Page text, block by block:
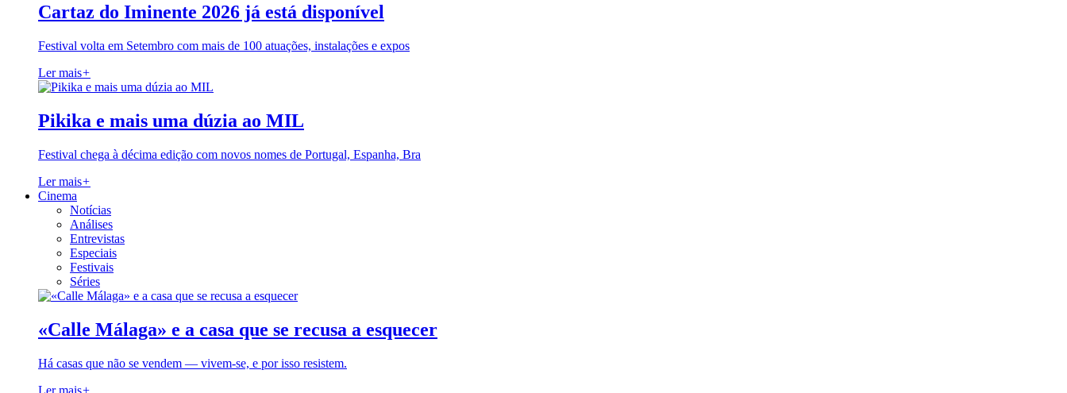
Cartaz do Iminente 2026 já está disponível
Festival volta em Setembro com mais de 100 atuações, instalações e expos
Ler mais+
Pikika e mais uma dúzia ao MIL
Festival chega à décima edição com novos nomes de Portugal, Espanha, Bra
Ler mais+
Cinema
Notícias
Análises
Entrevistas
Especiais
Festivais
Séries
«Calle Málaga» e a casa que se recusa a esquecer
Há casas que não se vendem — vivem-se, e por isso resistem.
Ler mais+